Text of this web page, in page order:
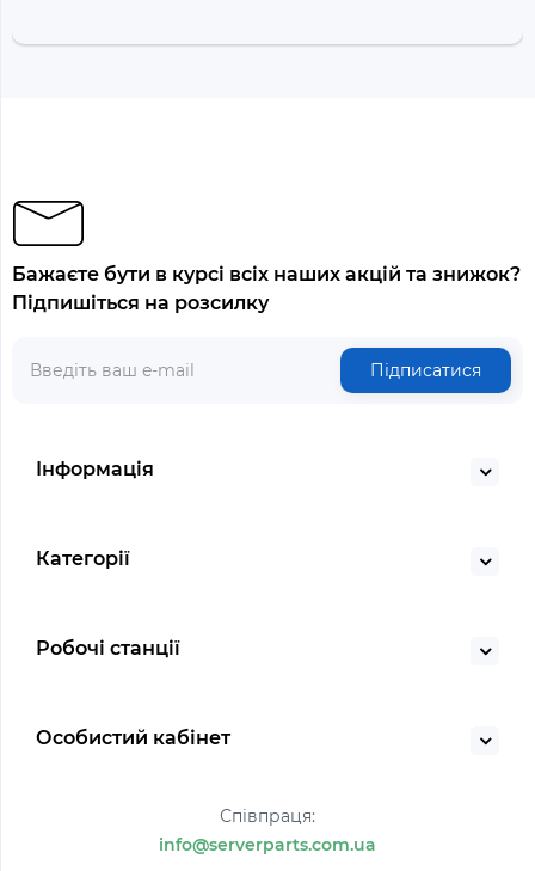
Бажаєте бути в курсі всіх наших акцій та знижок?
Підпишіться на розсилку
Підписатися
Інформація
Категорії
Робочі станції
Особистий кабінет
Співпраця:
info@serverparts.com.ua